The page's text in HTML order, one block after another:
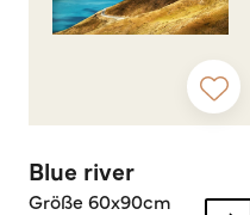
Blue river
Größe 60x90cm